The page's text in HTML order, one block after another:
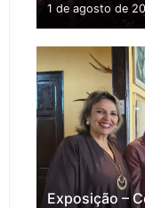
1 de agosto de
Exposição –